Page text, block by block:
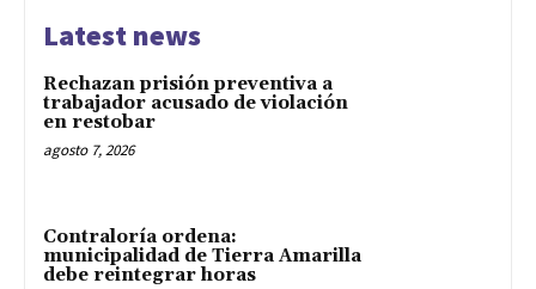
Latest news
Rechazan prisión preventiva a
trabajador acusado de violación
en restobar
agosto 7, 2026
Contraloría ordena:
municipalidad de Tierra Amarilla
debe reintegrar horas